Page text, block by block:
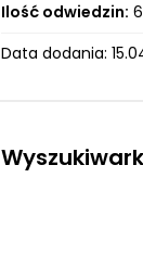
Ilość odwiedzin:
Data dodania: